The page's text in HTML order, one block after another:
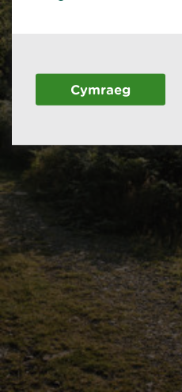
Cymraeg